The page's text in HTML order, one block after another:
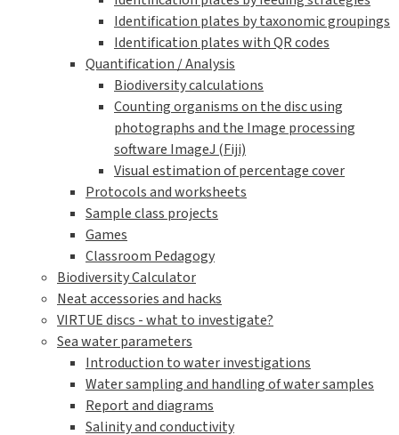
Identification plates by taxonomic groupings
Identification plates with QR codes
Quantification / Analysis
Biodiversity calculations
Counting organisms on the disc using
photographs and the Image processing
software ImageJ (Fiji)
Visual estimation of percentage cover
Protocols and worksheets
Sample class projects
Games
Classroom Pedagogy
Biodiversity Calculator
Neat accessories and hacks
VIRTUE discs - what to investigate?
Sea water parameters
Introduction to water investigations
Water sampling and handling of water samples
Report and diagrams
Salinity and conductivity